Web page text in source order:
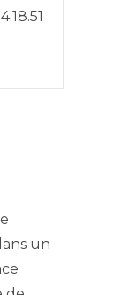
un